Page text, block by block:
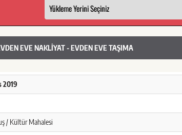
EVE NAKLIYAT - EVDEN EVE TAŞIMA
2019
/ Kültür Mahalesi